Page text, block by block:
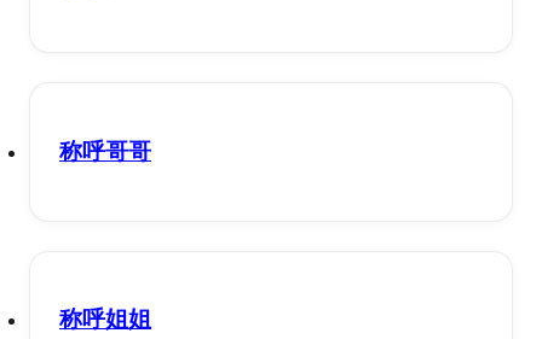
称呼哥哥
称呼姐姐